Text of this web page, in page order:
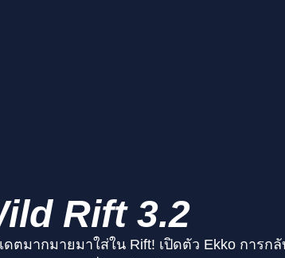
Rift 3.2
มากมายมาใส่ใน Rift! เปิดตัว Ekko การกลั